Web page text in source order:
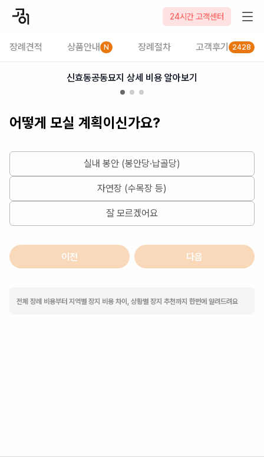
24시간 고객센터
장례견적 상품안내 N 장례절차 고객후기 2428
2026-08-08
신효동공동묘지 상세 비용 알아보기
어떻게 모실 계획이신가요?
실내 봉안 (봉안당·납골당)
자연장 (수목장 등)
잘 모르겠어요
이전 다음
전체 장례 비용부터 지역별 장지 비용 차이, 상황별 장지 추천까지 한번에 알려드려요